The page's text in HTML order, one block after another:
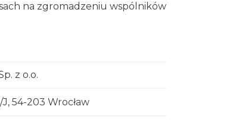
na zgromadzeniu wspólników
z o.o.
54-203 Wrocław